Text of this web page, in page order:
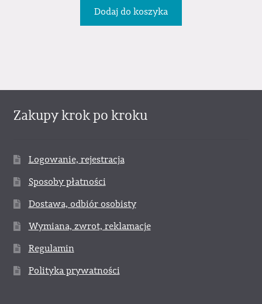
Dodaj do koszyka
Zakupy krok po kroku
Logowanie, rejestracja
Sposoby płatności
Dostawa, odbiór osobisty
Wymiana, zwrot, reklamacje
Regulamin
Polityka prywatności